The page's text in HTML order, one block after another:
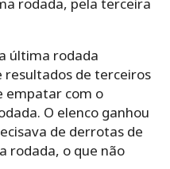
última rodada
resultados de terceiros
empatar com o
O elenco ganhou
de derrotas de
rodada, o que não